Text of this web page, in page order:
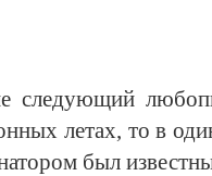
летах, то в
был